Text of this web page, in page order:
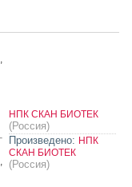
НПК СКАН БИОТЕК
(Россия)
Произведено: НПК
СКАН БИОТЕК
(Россия)